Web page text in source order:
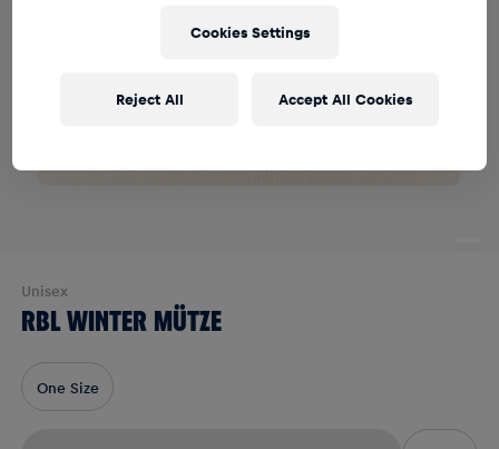
Unisex
RBL WINTER MÜTZE
One Size
Cookies Settings
Reject All Accept All Cookies